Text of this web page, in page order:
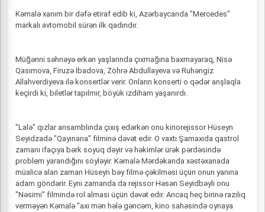
Kəmalə xanım bir dəfə etiraf edib ki, Azərbaycanda "Mercedes"
markalı avtomobil sürən ilk qadındır.
Müğənni səhnəyə erkən yaşlarında çıxmağına baxmayaraq, Nisə
Qasımova, Firuzə İbadova, Zöhrə Abdullayeva və Ruhəngiz
Allahverdiyeva ilə konsertlər verir. Onların konserti o qədər anşlaqla
keçirdi ki, biletlər tapılmır, böyük izdiham yaşanırdı.
"Lalə" qızlar ansamblında çıxış edərkən onu kinorejissor Hüseyn
Seyidzadə "Qayınana" filminə dəvət edir. O vaxtı Şamaxıda qastrol
zamanı ifaçıya bərk soyuq dəyir və həkimlər ürək pərdəsində
problem yarandığını söyləyir. Kəmalə Mərdəkanda xəstəxanada
müalicə alan zaman Hüseyn bəy filmə çəkilməsi üçün onun yanına
adam göndərir. Eyni zamanda da rejissor Həsən Seyidbəyli onu
"Nəsimi" filmində rol alması üçün dəvət edir. Ancaq heç birinə razılıq
verməyən Kəmalə "axı mən hələ gəncəm, kino sahəsində oynaya